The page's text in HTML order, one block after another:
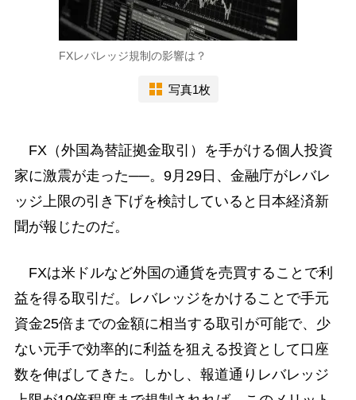
FXレバレッジ規制の影響は？
写真1枚
FX（外国為替証拠金取引）を手がける個人投資
家に激震が走った──。9月29日、金融庁がレバレ
ッジ上限の引き下げを検討していると日本経済新
聞が報じたのだ。
FXは米ドルなど外国の通貨を売買することで利
益を得る取引だ。レバレッジをかけることで手元
資金25倍までの金額に相当する取引が可能で、少
ない元手で効率的に利益を狙える投資として口座
数を伸ばしてきた。しかし、報道通りレバレッジ